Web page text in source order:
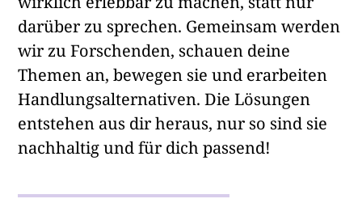
darüber zu sprechen. Gemeinsam werden
wir zu Forschenden, schauen deine
Themen an, bewegen sie und erarbeiten
Handlungsalternativen. Die Lösungen
entstehen aus dir heraus, nur so sind sie
nachhaltig und für dich passend!